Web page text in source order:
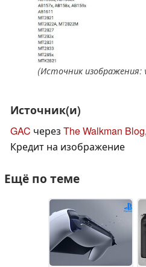
(Источник изображения:
Источник(и)
GAC через The Walkman Blog,
Кредит на изображение
Ещё по теме